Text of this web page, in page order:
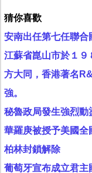
猜你喜歡
安南出任第七任聯合
江蘇省崑山市於１９
方大同，香港著名
強。
秘魯政局發生強烈動
華羅庚被授予美國全
柏林封鎖解除
葡萄牙宣布成立君主